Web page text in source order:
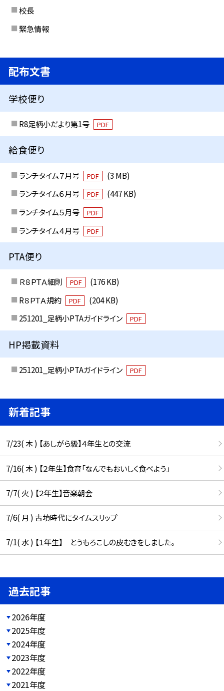
校長
緊急情報
配布文書
学校便り
R8足柄小だより第1号 PDF
給食便り
ランチタイム７月号 PDF
(3 MB)
ランチタイム６月号
PDF
(447 KB)
ランチタイム５月号
PDF
ランチタイム４月号 PDF
PTA便り
Ｒ８ＰＴＡ細則 PDF
(176 KB)
R８ＰＴＡ規約
PDF
(204 KB)
251201_足柄小PTAガイドライン
PDF
HP掲載資料
251201_足柄小PTAガイドライン PDF
新着記事
7/23( 木 ) 【あしがら級】４年生との交流
7/16( 木 ) 【２年生】食育「なんでもおいしく食べよう」
7/7( 火 ) 【２年生】音楽朝会
7/6( 月 ) 古墳時代にタイムスリップ
7/1( 水 ) 【１年生】 とうもろこしの皮むきをしました。
過去記事
2026年度
2025年度
2024年度
2023年度
2022年度
2021年度